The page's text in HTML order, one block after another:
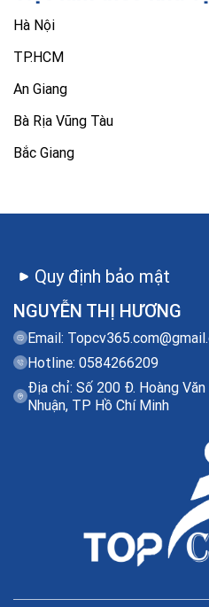
Hà Nội
TP.HCM
An Giang
Bà Rịa Vũng Tàu
Bắc Giang
NGUYỄN THỊ HƯƠNG
Email:
Hotline: 0584266209
Địa chỉ: Số 200 Đ. Hoàng
Nhuận, TP Hồ Chí Minh
Quy định bảo mật